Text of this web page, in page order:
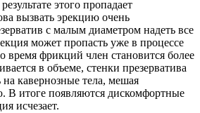
этого пропадает
вызвать эрекцию очень
с малым диаметром надеть все
может пропасть уже в процессе
время фрикций член становится более
в объеме, стенки презерватива
кавернозные тела, мешая
В итоге появляются дискомфортные
исчезает.